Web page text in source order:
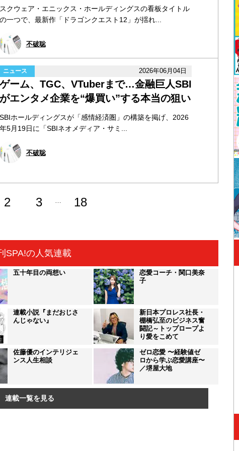
クウェア・エニックス・ホールディングスの看板タイトル
一つで、最新作「ドラゴンクエスト12」が揺れ...
不破聡
ニュース 2026年06月04日
ーム、TGC、VTuberまで…金融巨人SBI
エンタメ企業を“爆買い”する本当の狙い
ホールディングスが「感情経済圏」の構築を掲げ、2026
5月19日に「SBIネオメディア・サミ...
不破聡
2 3 18
SPA!の人気連載
五十年目の両想い
恋愛コーチ・関口美奈
子
連載小説『まだおじさ
んじゃない』
新日本プロレス社長・
棚橋弘至のビジネス奮
闘記～トップロープよ
り愛をこめて
佐藤優のインテリジェ
ンス人生相談
ゼロ恋愛 〜経験値ゼ
ロから学ぶ恋愛講座〜
／堺屋大地
連載一覧を見る